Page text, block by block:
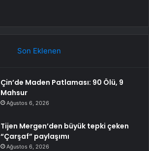
Son Eklenen
Çin’de Maden Patlaması: 90 Ölü, 9
Mahsur
Ağustos 6, 2026
Tijen Mergen’den büyük tepki çeken
“Çarşaf” paylaşımı
Ağustos 6, 2026